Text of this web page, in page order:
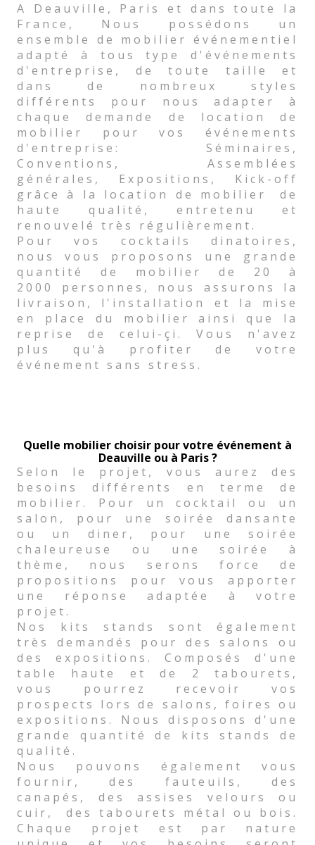
A Deauville, Paris et dans toute la
France, Nous possédons un
ensemble de mobilier événementiel
adapté à tous type d'événements
d'entreprise, de toute taille et
dans de nombreux styles
différents pour nous adapter à
chaque demande de location de
mobilier pour vos événements
d'entreprise: Séminaires,
Conventions, Assemblées
générales, Expositions, Kick-off
grâce à la location de mobilier de
haute qualité, entretenu et
renouvelé très régulièrement.
Pour vos cocktails dinatoires,
nous vous proposons une grande
quantité de mobilier de 20 à
2000 personnes, nous assurons la
livraison, l'installation et la mise
en place du mobilier ainsi que la
reprise de celui-çi. Vous n'avez
plus qu'à profiter de votre
événement sans stress.
Quelle mobilier choisir pour votre événement à
Deauville ou à Paris ?
Selon le projet, vous aurez des
besoins différents en terme de
mobilier. Pour un cocktail ou un
salon, pour une soirée dansante
ou un diner, pour une soirée
chaleureuse ou une soirée à
thème, nous serons force de
propositions pour vous apporter
une réponse adaptée à votre
projet.
Nos kits stands sont également
très demandés pour des salons ou
des expositions. Composés d'une
table haute et de 2 tabourets,
vous pourrez recevoir vos
prospects lors de salons, foires ou
expositions. Nous disposons d'une
grande quantité de kits stands de
qualité.
Nous pouvons également vous
fournir, des fauteuils, des
canapés, des assises velours ou
cuir, des tabourets métal ou bois.
Chaque projet est par nature